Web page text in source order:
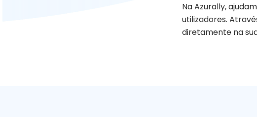
Na Azurally,
utilizadores.
diretamente na